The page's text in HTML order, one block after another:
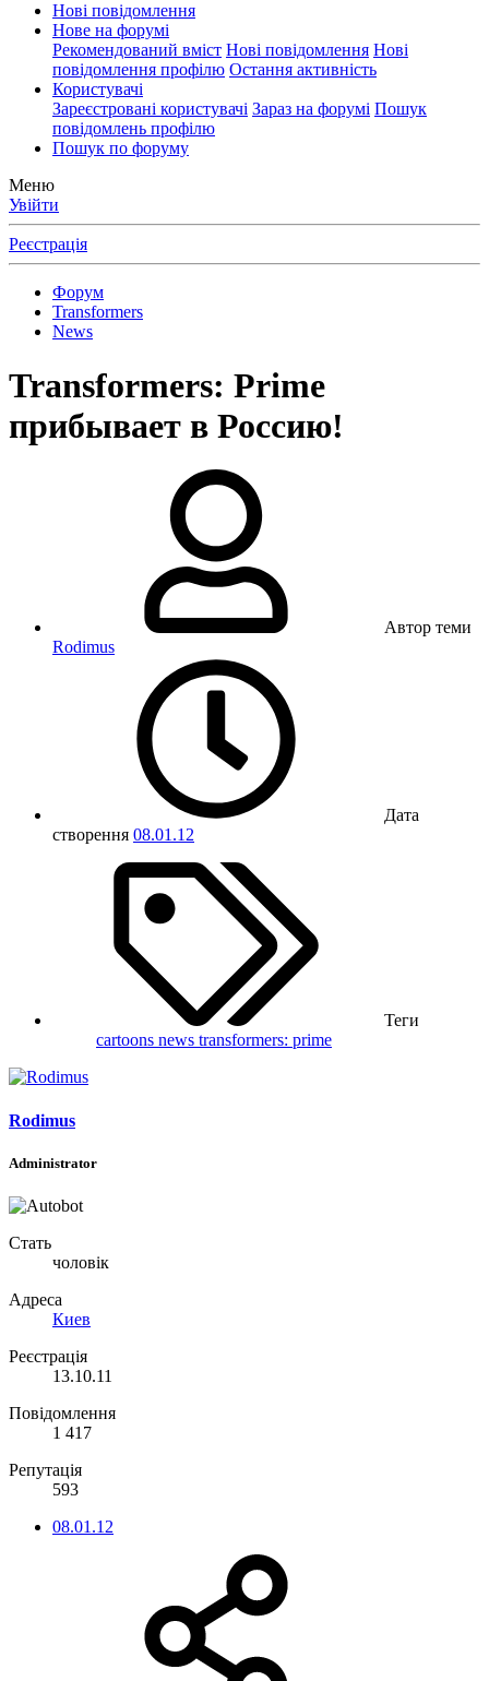
Нові повідомлення
Нове на форумі
Рекомендований вміст Нові повідомлення Нові
повідомлення профілю Остання активність
Користувачі
Зареєстровані користувачі Зараз на форумі Пошук
повідомлень профілю
Пошук по форуму
Меню
Увійти
Реєстрація
Форум
Transformers
News
Transformers: Prime
прибывает в Россию!
Автор теми
Rodimus
Дата
створення 08.01.12
Теги
cartoons news transformers: prime
Rodimus
Administrator
Стать
чоловік
Адреса
Киев
Реєстрація
13.10.11
Повідомлення
1 417
Репутація
593
08.01.12